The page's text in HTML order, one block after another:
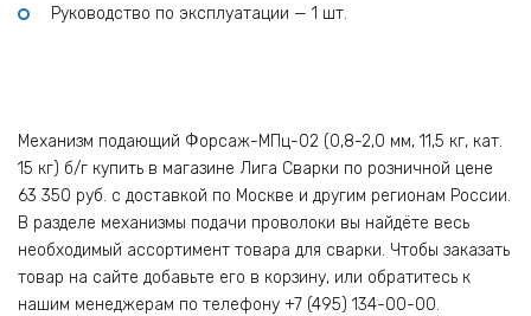
Руководство по эксплуатации — 1 шт.
Механизм подающий Форсаж-МПц-02 (0,8-2,0 мм, 11,5 кг, кат.
15 кг) б/г купить в магазине Лига Сварки по розничной цене
63 350 руб. с доставкой по Москве и другим регионам России.
В разделе механизмы подачи проволоки вы найдёте весь
необходимый ассортимент товара для сварки. Чтобы заказать
товар на сайте добавьте его в корзину, или обратитесь к
нашим менеджерам по телефону +7 (495) 134-00-00.